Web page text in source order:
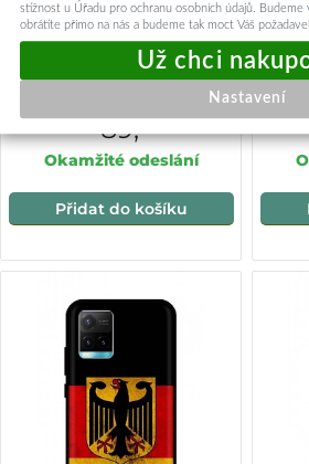
Zadní silikonový kryt DARK
na Vivo Y21s Speeding
89,-
Okamžité odeslání
Přidat do košíku
na
stížnost u Úřadu pro ochranu osobních údajů. Budeme
obrátíte přímo na nás a budeme tak moct Váš
Nastavení